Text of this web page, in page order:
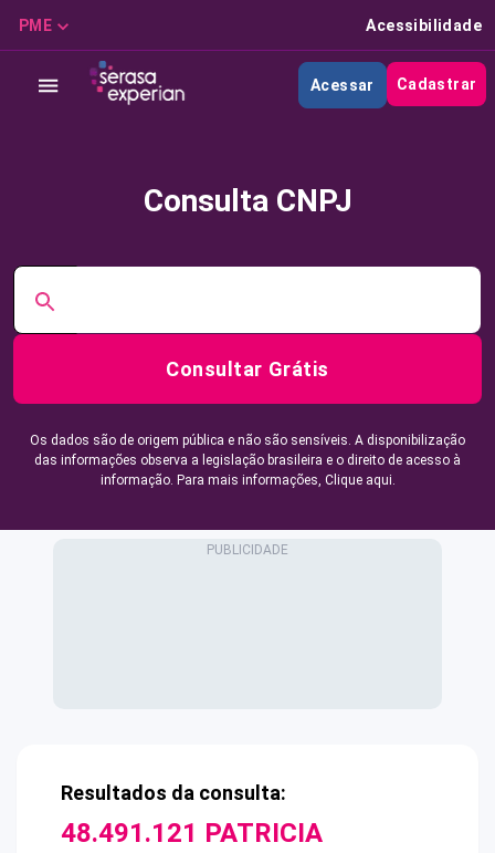
PME Acessibilidade
Acessar Cadastrar
Consulta CNPJ
Consultar Grátis
Os dados são de origem pública e não são sensíveis. A disponibilização
das informações observa a legislação brasileira e o direito de acesso à
informação. Para mais informações, Clique aqui.
Resultados da consulta:
48.491.121 PATRICIA